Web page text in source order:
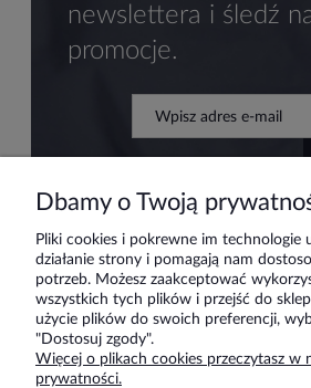
newslettera i śledź
promocje.
Pomoc
Moje konto
Dbamy o Twoją
Pliki cookies i pokrewne im technologie
działanie strony i pomagają nam
potrzeb. Możesz zaakceptować
wszystkich tych plików i przejść do
użycie plików do swoich preferencji,
"Dostosuj zgody".
Więcej o plikach cookies przeczytasz w
prywatności.